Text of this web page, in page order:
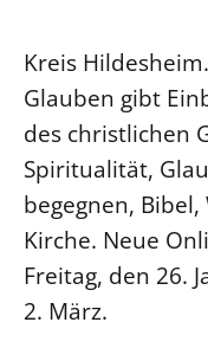
Kreis
Glauben gibt
des christlichen
Spiritualität,
begegnen,
Kirche. Neue
Freitag, den 26.
2. März.
Willkommen
Kollegium
Abteilungen
Fachstelle
Lutherische
Positionen
Ökumene
Religionen
KLIMASCHUTZ
Nachhaltigkeit
Erneuerbare
Mobilität
Naturschutz
Gebäude
Datenschutz
Kontakt
Barrierefreiheit
Presse
Freie Stellen
Service für
Suche